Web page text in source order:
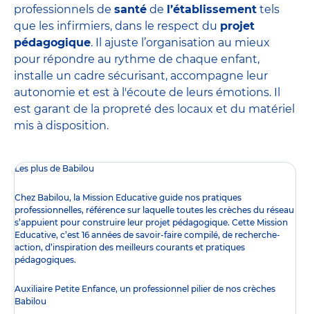
professionnels de santé de l’établissement tels
que les infirmiers, dans le respect du projet
pédagogique. Il ajuste l’organisation au mieux
pour répondre au rythme de chaque enfant,
installe un cadre sécurisant, accompagne leur
autonomie et est à l'écoute de leurs émotions. Il
est garant de la propreté des locaux et du matériel
mis à disposition.
Les plus de Babilou
Chez Babilou, la Mission Educative guide nos pratiques
professionnelles, référence sur laquelle toutes les crèches du réseau
s’appuient pour construire leur projet pédagogique. Cette Mission
Educative, c’est 16 années de savoir-faire compilé, de recherche-
action, d’inspiration des meilleurs courants et pratiques
pédagogiques.
Auxiliaire Petite Enfance, un professionnel pilier de nos crèches
Babilou